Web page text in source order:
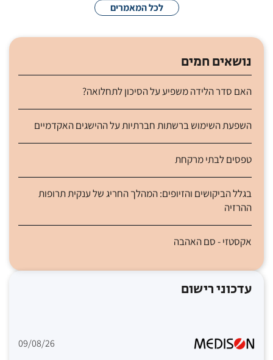
לכל המאמרים
נושאים חמים
האם סדר הלידה משפיע על הסיכון לתחלואה?
השפעת השימוש ברשתות חברתיות על ההישגים האקדמיים
טפסים לבתי מרקחת
בגלל הביקושים והזיופים: המהלך החריג של ענקית תרופות
ההרזיה
אקסטזי - סם האהבה
עדכוני רישום
09/08/26